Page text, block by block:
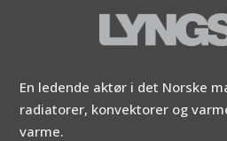
En ledende aktør i det Norske
radiatorer, konvektorer og
varme.